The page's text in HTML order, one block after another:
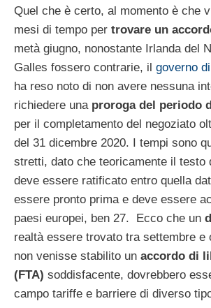
Quel che è certo, al momento è che
mesi di tempo per trovare un
metà giugno, nonostante Irlanda del
Galles fossero contrarie, il governo
ha reso noto di non avere nessuna
richiedere una proroga del periodo
per il completamento del negoziato
del 31 dicembre 2020. I tempi sono
stretti, dato che teoricamente il testo
deve essere ratificato entro quella
essere pronto prima e deve essere
paesi europei, ben 27. Ecco che un
realtà essere trovato tra settembre e
non venisse stabilito un accordo di
(FTA) soddisfacente, dovrebbero
campo tariffe e barriere di diverso